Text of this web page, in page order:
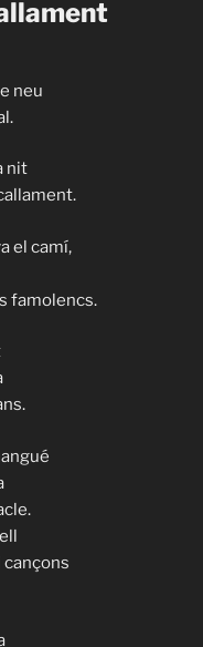
neu
nit
el camí,
famolencs.